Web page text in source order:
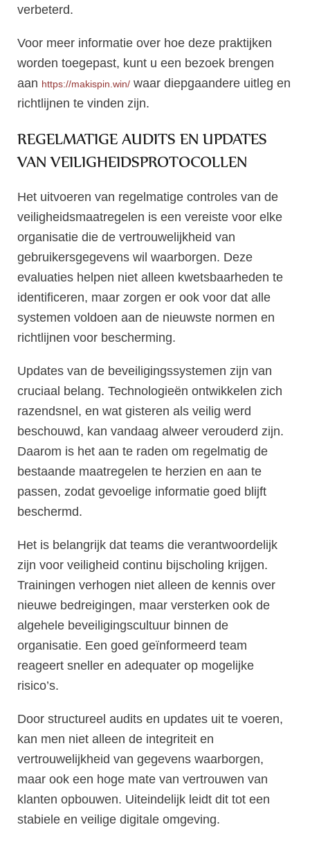
verbeterd.
Voor meer informatie over hoe deze praktijken
worden toegepast, kunt u een bezoek brengen
aan https://makispin.win/ waar diepgaandere uitleg en
richtlijnen te vinden zijn.
REGELMATIGE AUDITS EN UPDATES
VAN VEILIGHEIDSPROTOCOLLEN
Het uitvoeren van regelmatige controles van de
veiligheidsmaatregelen is een vereiste voor elke
organisatie die de vertrouwelijkheid van
gebruikersgegevens wil waarborgen. Deze
evaluaties helpen niet alleen kwetsbaarheden te
identificeren, maar zorgen er ook voor dat alle
systemen voldoen aan de nieuwste normen en
richtlijnen voor bescherming.
Updates van de beveiligingssystemen zijn van
cruciaal belang. Technologieën ontwikkelen zich
razendsnel, en wat gisteren als veilig werd
beschouwd, kan vandaag alweer verouderd zijn.
Daarom is het aan te raden om regelmatig de
bestaande maatregelen te herzien en aan te
passen, zodat gevoelige informatie goed blijft
beschermd.
Het is belangrijk dat teams die verantwoordelijk
zijn voor veiligheid continu bijscholing krijgen.
Trainingen verhogen niet alleen de kennis over
nieuwe bedreigingen, maar versterken ook de
algehele beveiligingscultuur binnen de
organisatie. Een goed geïnformeerd team
reageert sneller en adequater op mogelijke
risico’s.
Door structureel audits en updates uit te voeren,
kan men niet alleen de integriteit en
vertrouwelijkheid van gegevens waarborgen,
maar ook een hoge mate van vertrouwen van
klanten opbouwen. Uiteindelijk leidt dit tot een
stabiele en veilige digitale omgeving.